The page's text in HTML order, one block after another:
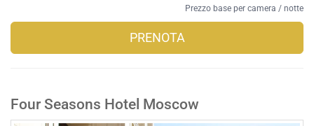
Prezzo base per camera / notte
PRENOTA
Four Seasons Hotel Moscow